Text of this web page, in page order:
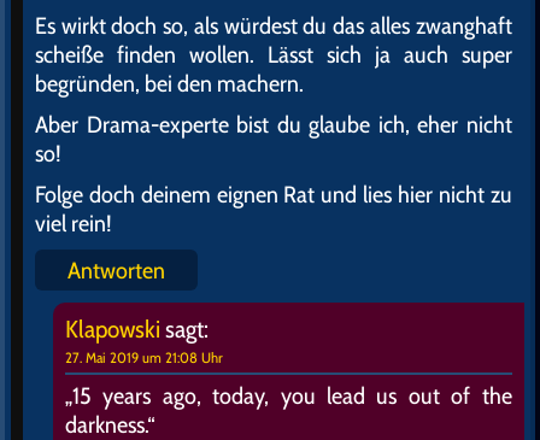
Es wirkt doch so, als würdest du das alles zwanghaft
scheiße finden wollen. Lässt sich ja auch super
begründen, bei den machern.
Aber Drama-experte bist du glaube ich, eher nicht
so!
Folge doch deinem eignen Rat und lies hier nicht zu
viel rein!
Antworten
Klapowski sagt:
27. Mai 2019 um 21:08 Uhr
„15 years ago, today, you lead us out of the
darkness.“